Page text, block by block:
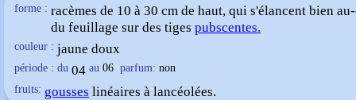
forme : racèmes de 10 à 30 cm de haut, qui s'élancent bien
du feuillage sur des tiges pubscentes.
couleur : jaune doux
période : du 04 au 06 parfum: non
fruits: gousses linéaires à lancéolées.